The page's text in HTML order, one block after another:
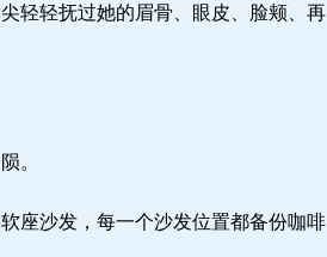
轻轻抚过她的眉骨、眼皮、脸颊、再
。
座沙发，每一个沙发位置都备份咖啡